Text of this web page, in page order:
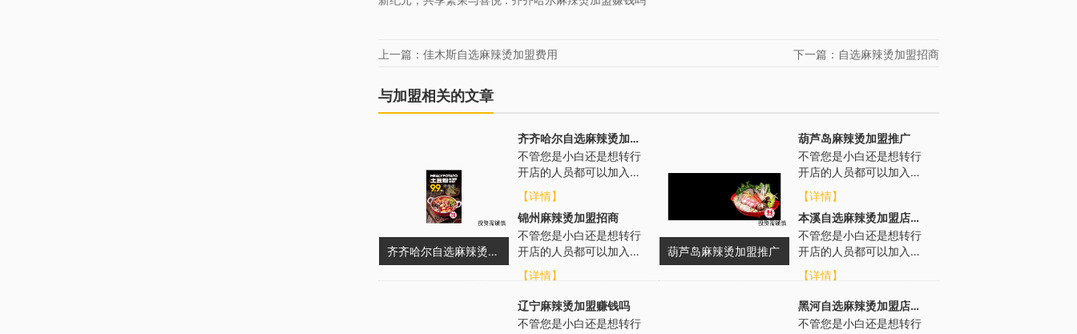
上一篇：佳木斯自选麻辣烫加盟费用 下一篇：自选麻辣烫加盟招商
与加盟相关的文章
齐齐哈尔自选麻辣烫加盟费用
齐齐哈尔自选麻辣烫加盟费用
不管您是小白还是想转行
开店的人员都可以加入，
无门槛要求，我们总部会
从各个方面进行扶持，帮
助选址布局、...
【详情】
锦州麻辣烫加盟招商
不管您是小白还是想转行
开店的人员都可以加入，
无门槛要求，总部会从各
个方面进行扶持，帮助选
址布局、培训...
【详情】
葫芦岛麻辣烫加盟推广
葫芦岛麻辣烫加盟推广
不管您是小白还是想转行
开店的人员都可以加入，
无门槛要求，我们总部会
从各个方面进行扶持，帮
助选址布局、...
【详情】
本溪自选麻辣烫加盟店电话
不管您是小白还是想转行
开店的人员都可以加入，
无门槛要求，我们总部会
从各个方面进行扶持，帮
助选址布局、...
【详情】
辽宁麻辣烫加盟赚钱吗
不管您是小白还是想转行
黑河自选麻辣烫加盟店电话
不管您是小白还是想转行